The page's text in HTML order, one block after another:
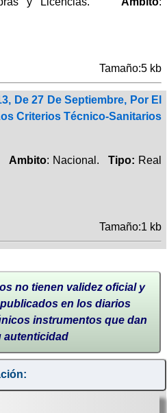
Tamaño:5 kb
De 27 De Septiembre, Por El
Criterios Técnico-Sanitarios
Ambito: Nacional.Tipo: Real
Tamaño:1 kb
no tienen validez oficial y
en los diarios
instrumentos que dan
autenticidad